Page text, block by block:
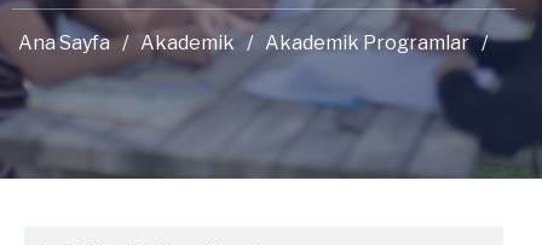
Ana Sayfa / Akademik / Akademik Programlar /